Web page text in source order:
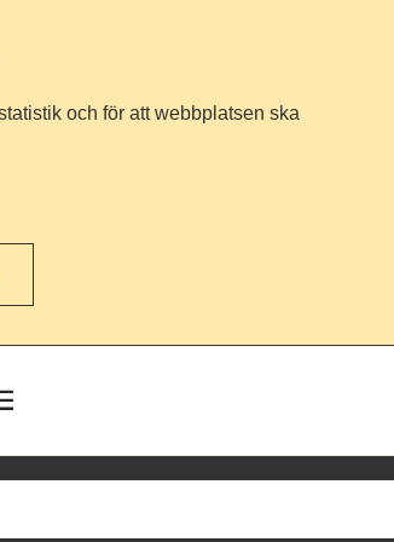
och för att webbplatsen ska